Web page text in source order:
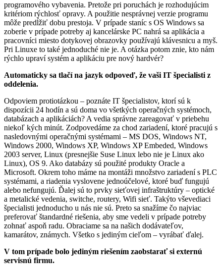
programového vybavenia. Pretože pri poruchách je rozhodujúcim
kritériom rýchlosť opravy. A použitie nesprávnej verzie programu
môže predĺžiť dobu prestoja. V prípade staníc s OS Windows sa
zoberie v prípade potreby aj kancelárske PC nahrá sa aplikácia a
pracovníci miesto dotykovej obrazovky používajú klávesnicu a myš.
Pri Linuxe to také jednoduché nie je. A otázka potom znie, kto nám
rýchlo upraví systém a aplikáciu pre nový hardvér?
Automaticky sa tlačí na jazyk odpoveď, že vaši IT špecialisti z
oddelenia.
Odpoviem protiotázkou – poznáte IT špecialistov, ktorí sú k
dispozícii 24 hodín a sú doma vo všetkých operačných systémoch,
databázach a aplikáciách? A vedia správne zareagovať v priebehu
niekoľ kých minút. Zodpovedáme za chod zariadení, ktoré pracujú s
nasledovnými operačnými systémami – MS DOS, Windows NT,
Windows 2000, Windows XP, Windows XP Embeded, Windows
2003 server, Linux (presnejšie Suse Linux lebo nie je Linux ako
Linux), OS 9. Ako databázy sú použité produkty Oracle a
Microsoft. Okrem toho máme na montáži množstvo zariadení s PLC
systémami, a riadenia vyslovene jednoúčelové, ktoré buď fungujú
alebo nefungujú. Ďalej sú to prvky sieťovej infraštruktúry – optické
a metalické vedenia, switche, routery, Wifi sieť. Takýto vševediaci
špecialisti jednoducho u nás nie sú. Preto sa snažíme čo najviac
preferovať štandardné riešenia, aby sme vedeli v prípade potreby
zohnať aspoň radu. Obraciame sa na našich dodávateľov,
kamarátov, známych. Všetko s jediným cieľom – vyrábať ďalej.
V tom prípade bolo jediným riešením zaobstarať si externú
servisnú firmu.